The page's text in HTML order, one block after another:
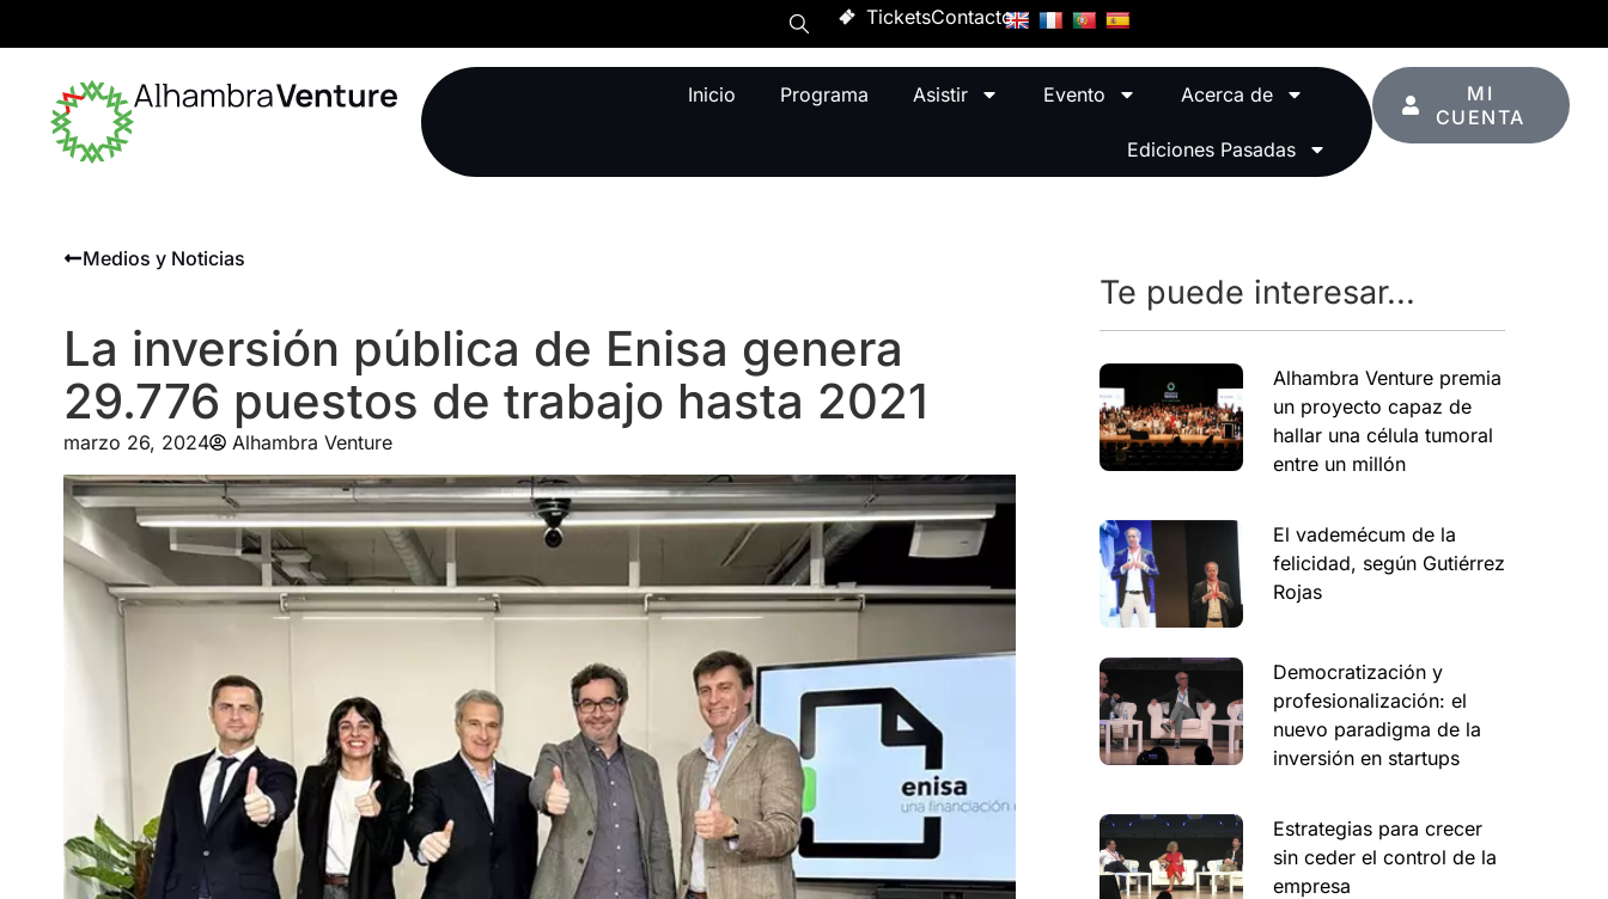
TicketsContacto
Inicio Programa Asistir Evento Acerca de
Ediciones Pasadas
MI
CUENTA
Medios y Noticias
La inversión pública de Enisa genera
29.776 puestos de trabajo hasta 2021
marzo 26, 2024 Alhambra Venture
Te puede interesar...
Alhambra Venture premia
un proyecto capaz de
hallar una célula tumoral
entre un millón
El vademécum de la
felicidad, según Gutiérrez
Rojas
Democratización y
profesionalización: el
nuevo paradigma de la
inversión en startups
Estrategias para crecer
sin ceder el control de la
empresa